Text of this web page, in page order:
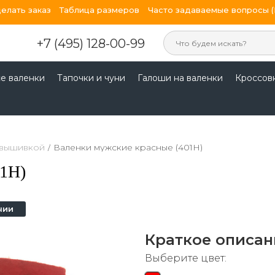
заказ Таблица размеров Часто задаваемые вопросы
+7 (495) 128-00-99
валенки Тапочки и чуни Галоши на валенки
/ Валенки мужские красные (401Н)
Краткое
Выберите цвет: